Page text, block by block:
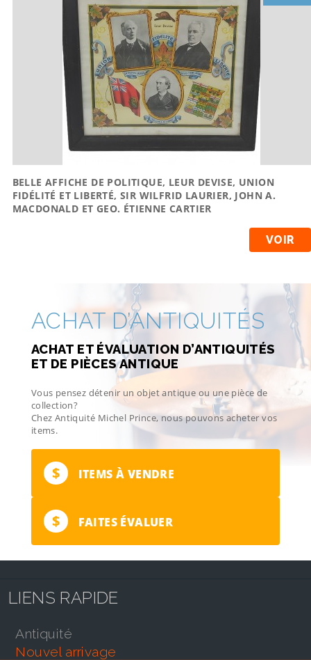
BELLE AFFICHE DE POLITIQUE, LEUR DEVISE, UNION
FIDÉLITÉ ET LIBERTÉ, SIR WILFRID LAURIER, JOHN A.
MACDONALD ET GEO. ÉTIENNE CARTIER
VOIR
ACHAT D’ANTIQUITÉS
ACHAT ET ÉVALUATION D’ANTIQUITÉS
ET DE PIÈCES ANTIQUE
Vous pensez détenir un objet antique ou une pièce de
collection?
Chez Antiquité Michel Prince, nous pouvons acheter vos
items.
$ ITEMS À VENDRE
$ FAITES ÉVALUER
LIENS RAPIDE
antiquité
nouvel arrivage